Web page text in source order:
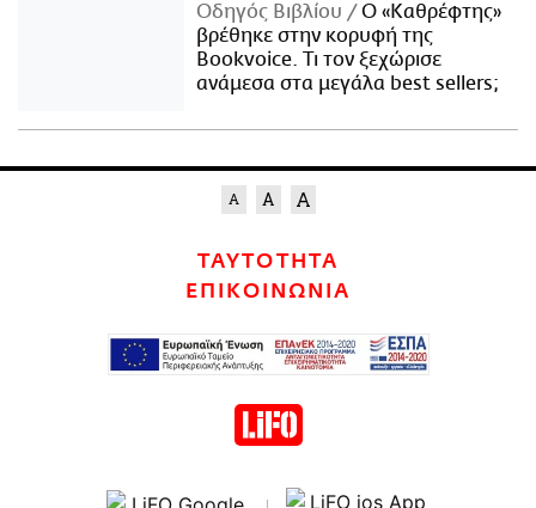
Οδηγός Βιβλίου
Ο «Καθρέφτης»
βρέθηκε στην κορυφή της
Bookvoice. Τι τον ξεχώρισε
ανάμεσα στα μεγάλα best sellers;
ΤΑΥΤΟΤΗΤΑ
ΕΠΙΚΟΙΝΩΝΙΑ